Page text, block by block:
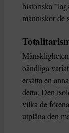
historiska
människor de
oändliga
ersätta en
detta. Den
vilka de
utplåna den